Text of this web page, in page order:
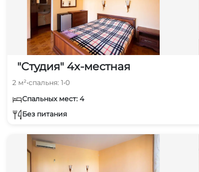
"Студия" 4х-местная
2 м²•спальня: 1•0
Спальных мест: 4
Без питания